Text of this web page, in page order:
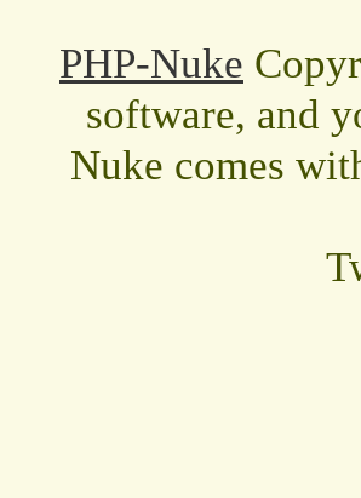
PHP-Nuke
software, and
Nuke comes